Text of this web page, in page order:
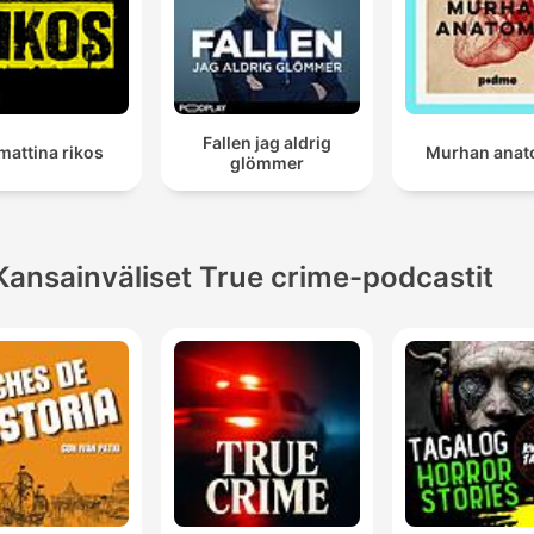
rikos
Fallen jag aldrig
glömmer
Murhan
True crime-podcastit